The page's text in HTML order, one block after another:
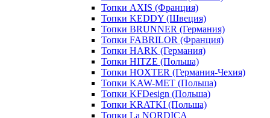
Топки AXIS (Франция)
Топки KEDDY (Швеция)
Топки BRUNNER (Германия)
Топки FABRILOR (Франция)
Топки HARK (Германия)
Топки HITZE (Польша)
Топки HOXTER (Германия-Чехия)
Топки KAW-MET (Польша)
Топки KFDesign (Польша)
Топки KRATKI (Польша)
Топки La NORDICA